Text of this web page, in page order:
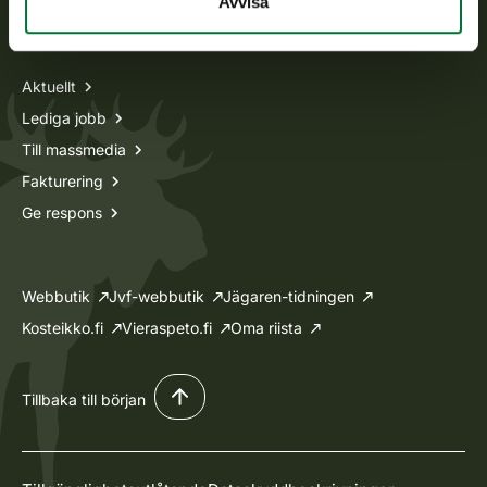
Information om oss
Aktuellt
Lediga jobb
Till massmedia
Fakturering
Ge respons
Webbutik Jvf-webbutik
Jägaren-tidningen
Kosteikko.fi
Vieraspeto.fi Oma riista
Tillbaka till början